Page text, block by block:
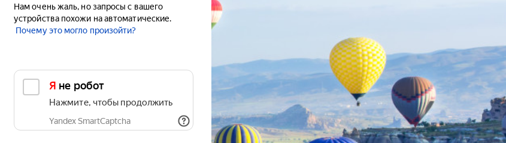
Нам очень жаль, но запросы с вашего
устройства похожи на автоматические.
Почему это могло произойти?
Я не робот
Нажмите, чтобы продолжить
Yandex SmartCaptcha